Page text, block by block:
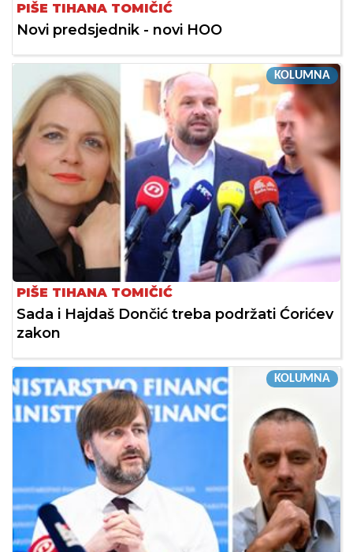
PIŠE TIHANA TOMIČIĆ
Novi predsjednik - novi HOO
KOLUMNA
PIŠE TIHANA TOMIČIĆ
Sada i Hajdaš Dončić treba podržati Ćorićev
zakon
KOLUMNA